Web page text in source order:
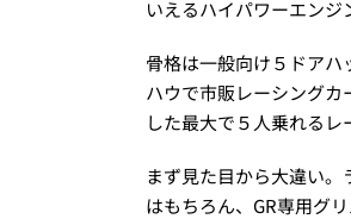
いえるハイパワーエンジ
骨格は一般向け５ドア
ハウで市販レーシング
した最大で５人乗れるレ
まず見た目から大違い
はもちろん、GR専用グ